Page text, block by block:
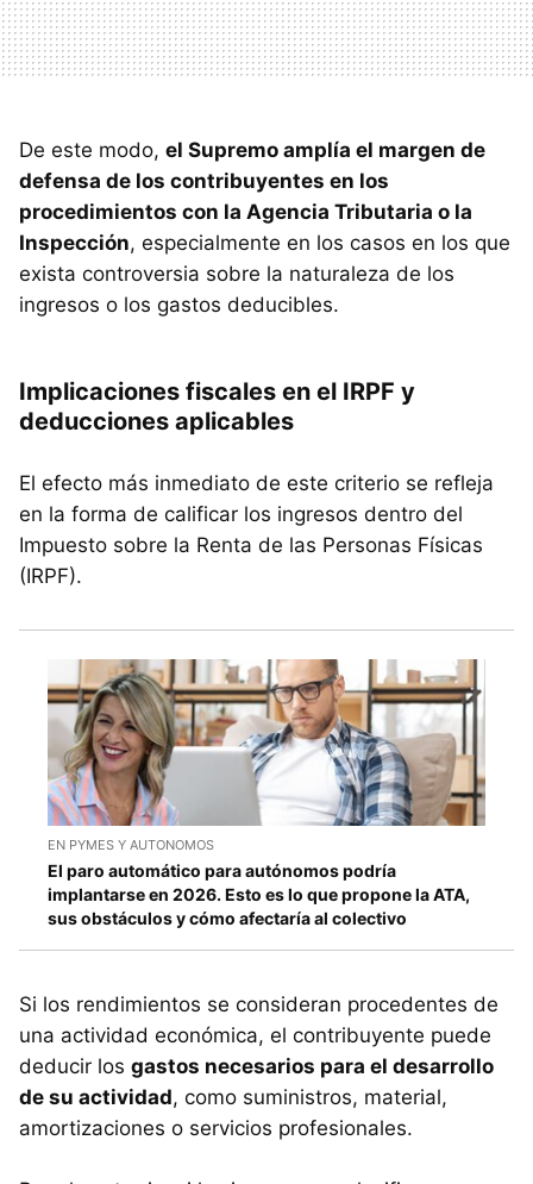
De este modo, el Supremo amplía el margen de
defensa de los contribuyentes en los
procedimientos con la Agencia Tributaria o la
Inspección, especialmente en los casos en los que
exista controversia sobre la naturaleza de los
ingresos o los gastos deducibles.
Implicaciones fiscales en el IRPF y
deducciones aplicables
El efecto más inmediato de este criterio se refleja
en la forma de calificar los ingresos dentro del
Impuesto sobre la Renta de las Personas Físicas
(IRPF).
EN PYMES Y AUTONOMOS
El paro automático para autónomos podría
implantarse en 2026. Esto es lo que propone la ATA,
sus obstáculos y cómo afectaría al colectivo
Si los rendimientos se consideran procedentes de
una actividad económica, el contribuyente puede
deducir los gastos necesarios para el desarrollo
de su actividad, como suministros, material,
amortizaciones o servicios profesionales.